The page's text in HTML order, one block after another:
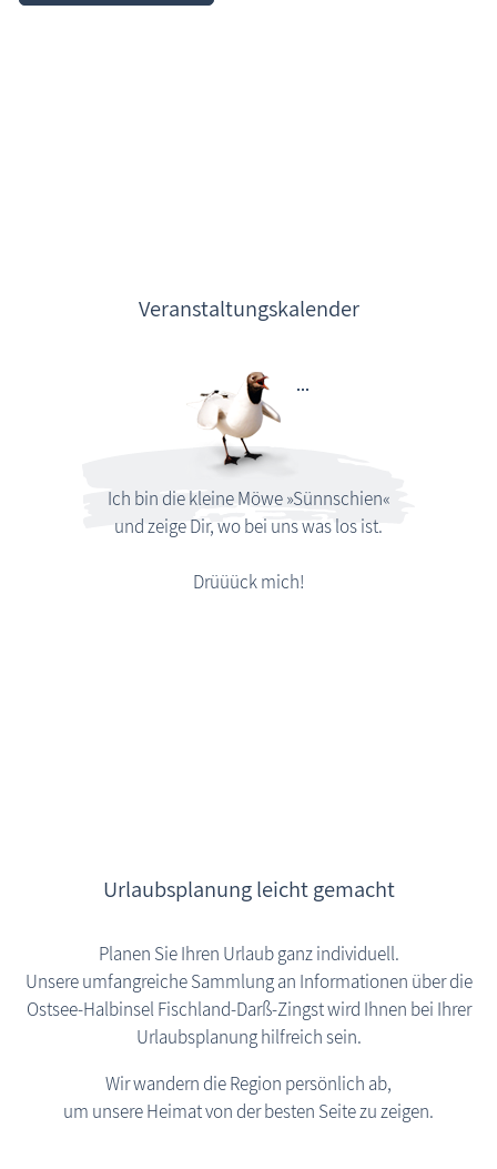
Veranstaltungskalender
Ich bin die kleine Möwe »Sünnschien«
und zeige Dir, wo bei uns was los ist.
Drüüück mich!
Urlaubsplanung leicht gemacht
Planen Sie Ihren Urlaub ganz individuell.
Unsere umfangreiche Sammlung an Informationen über die
Ostsee-Halbinsel Fischland-Darß-Zingst wird Ihnen bei Ihrer
Urlaubs­planung hilfreich sein.
Wir wandern die Region persönlich ab,
um unsere Heimat von der besten Seite zu zeigen.